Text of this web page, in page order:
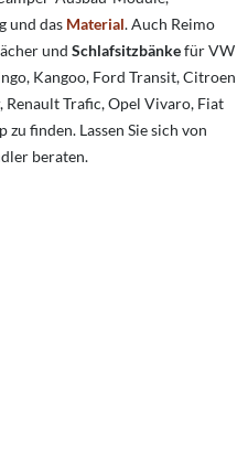
und das Material. Auch Reimo
und Schlafsitzbänkefür VW
Kangoo, Ford Transit, Citroen
Trafic, Opel Vivaro, Fiat
finden. Lassen Sie sich von
beraten.